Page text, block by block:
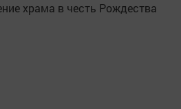
храма в честь Рождества